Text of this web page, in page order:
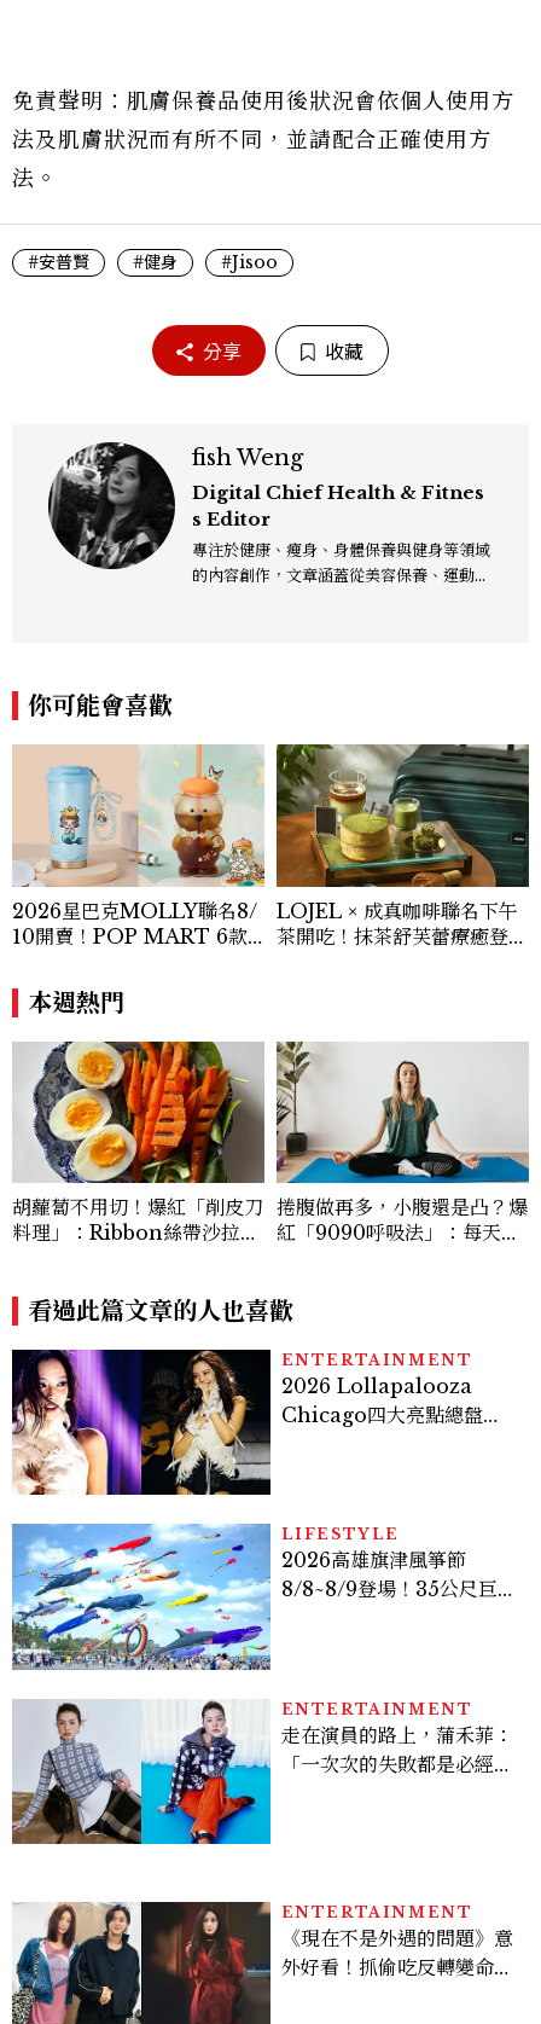
免責聲明：肌膚保養品使用後狀況會依個人使用方
法及肌膚狀況而有所不同，並請配合正確使用方
法。
#安普賢 #健身 #Jisoo
分享 收藏
fish Weng
Digital Chief Health & Fitnes
s Editor
專注於健康、瘦身、身體保養與健身等領域
的內容創作，文章涵蓋從美容保養、運動健
你可能會喜歡
2026星巴克MOLLY聯名8/
10開賣！POP MART 6款
次看
LOJEL × 成真咖啡聯名下午
茶開吃！抹茶舒芙蕾療癒登
本週熱門
胡蘿蔔不用切！爆紅「削皮刀
料理」：Ribbon絲帶沙拉、
捲腹做再多，小腹還是凸？爆
紅「9090呼吸法」：每天躺
看過此篇文章的人也喜歡
ENTERTAINMENT
2026 Lollapalooza
Chicago四大亮點總盤
LIFESTYLE
2026高雄旗津風箏節
8/8~8/9登場！35公尺巨大
ENTERTAINMENT
走在演員的路上，蒲禾菲：
「一次次的失敗都是必經過
ENTERTAINMENT
《現在不是外遇的問題》意
外好看！抓偷吃反轉變命